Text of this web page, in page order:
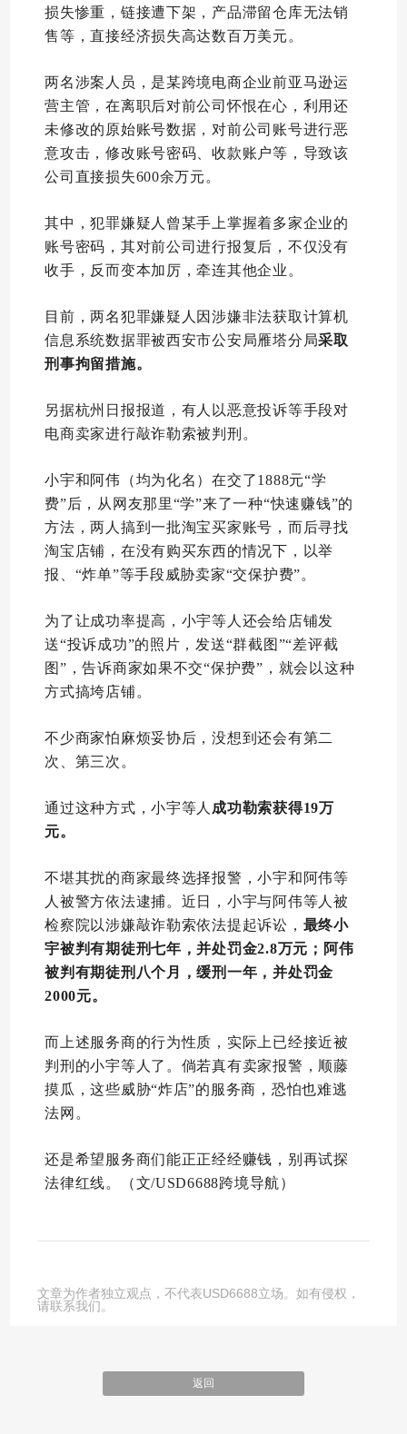
损失惨重，链接遭下架，产品滞留仓库无法销
售等，直接经济损失高达数百万美元。
两名涉案人员，是某跨境电商企业前亚马逊运
营主管，在离职后对前公司怀恨在心，利用还
未修改的原始账号数据，对前公司账号进行恶
意攻击，修改账号密码、收款账户等，导致该
公司直接损失600余万元。
其中，犯罪嫌疑人曾某手上掌握着多家企业的
账号密码，其对前公司进行报复后，不仅没有
收手，反而变本加厉，牵连其他企业。
目前，两名犯罪嫌疑人因涉嫌非法获取计算机
信息系统数据罪被西安市公安局雁塔分局采取
刑事拘留措施。
另据杭州日报报道，有人以恶意投诉等手段对
电商卖家进行敲诈勒索被判刑。
小宇和阿伟（均为化名）在交了1888元“学
费”后，从网友那里“学”来了一种“快速赚钱”的
方法，两人搞到一批淘宝买家账号，而后寻找
淘宝店铺，在没有购买东西的情况下，以举
报、“炸单”等手段威胁卖家“交保护费”。
为了让成功率提高，小宇等人还会给店铺发
送“投诉成功”的照片，发送“群截图”“差评截
图”，告诉商家如果不交“保护费”，就会以这种
方式搞垮店铺。
不少商家怕麻烦妥协后，没想到还会有第二
次、第三次。
通过这种方式，小宇等人 成功勒索获得19万
元。
不堪其扰的商家最终选择报警，小宇和阿伟等
人被警方依法逮捕。近日，小宇与阿伟等人被
检察院以涉嫌敲诈勒索依法提起诉讼， 最终小
宇被判有期徒刑七年，并处罚金2.8万元；阿伟
被判有期徒刑八个月，缓刑一年，并处罚金
2000元。
而上述服务商的行为性质，实际上已经接近被
判刑的小宇等人了。倘若真有卖家报警，顺藤
摸瓜，这些威胁“炸店”的服务商，恐怕也难逃
法网。
还是希望服务商们能正正经经赚钱，别再试探
法律红线。（文/USD6688跨境导航）
文章为作者独立观点，不代表USD6688立场。如有侵权，
请联系我们。
返回